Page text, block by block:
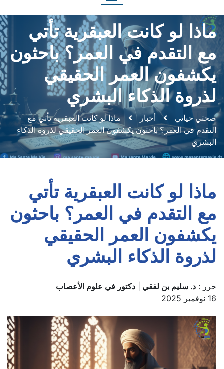
ماذا لو كانت العبقرية تأتي
مع التقدم في العمر؟ باحثون
يكشفون العمر الحقيقي
لذروة الذكاء البشري
صحتي حياتي أخبار
ماذا لو كانت العبقرية تأتي مع
التقدم في العمر؟ باحثون يكشفون العمر الحقيقي لذروة الذكاء
البشري
ماذا لو كانت العبقرية تأتي
مع التقدم في العمر؟ باحثون
يكشفون العمر الحقيقي
لذروة الذكاء البشري
حرر : د. سليم بن لفقي
دكتور في علوم الأعصاب
16 نوفمبر 2025